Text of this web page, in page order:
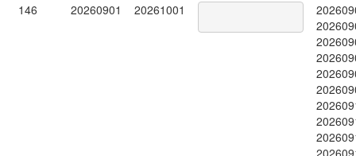
146 20260901 20261001